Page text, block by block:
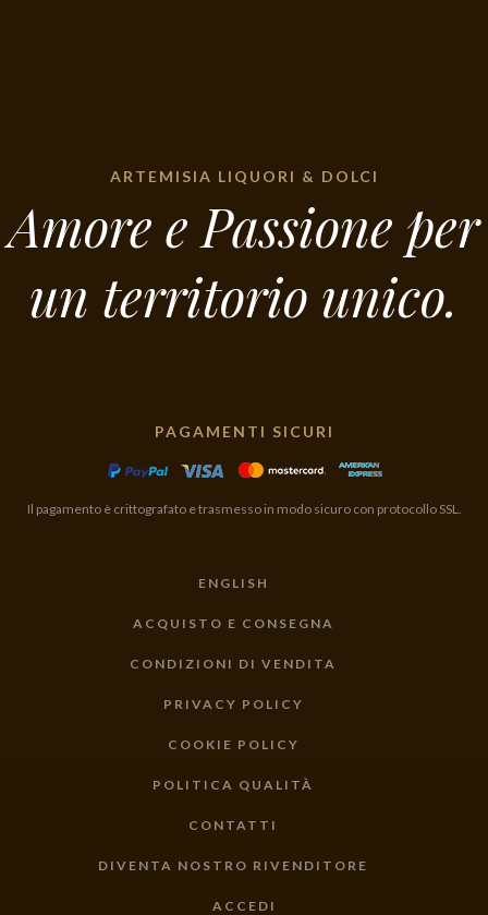
ARTEMISIA LIQUORI & DOLCI
Amore e Passione per
un territorio unico.
PAGAMENTI SICURI
Il pagamento è crittografato e trasmesso in modo sicuro con protocollo SSL.
ENGLISH
ACQUISTO E CONSEGNA
CONDIZIONI DI VENDITA
PRIVACY POLICY
COOKIE POLICY
POLITICA QUALITÀ
CONTATTI
DIVENTA NOSTRO RIVENDITORE
ACCEDI